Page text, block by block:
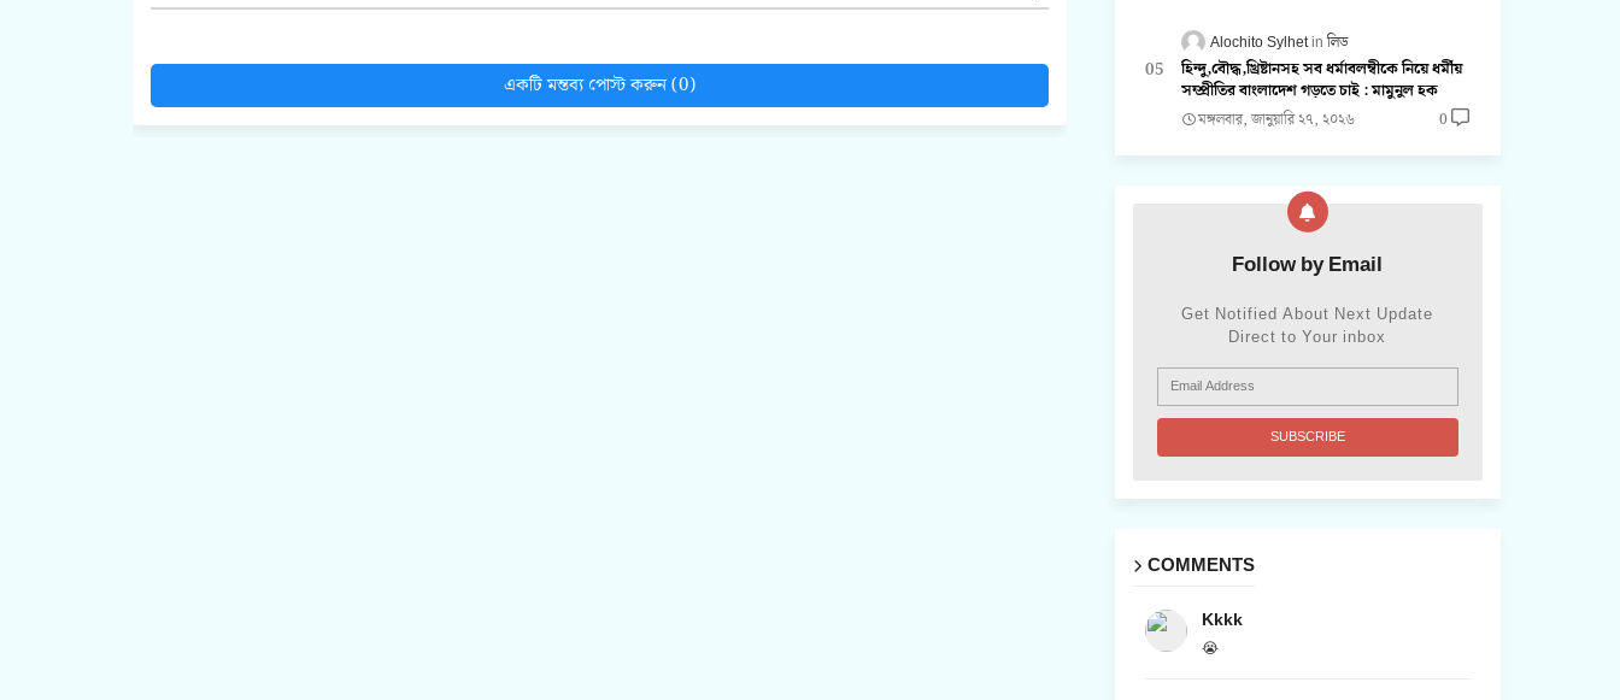
একটি মন্তব্য পোস্ট করুন (0)
Alochito Sylhet লিড
হিন্দু,বৌদ্ধ,খ্রিষ্টানসহ সব ধর্মাবলম্বীকে নিয়ে ধর্মীয়
সম্প্রীতির বাংলাদেশ গড়তে চাই : মামুনুল হক
মঙ্গলবার, জানুয়ারি ২৭, ২০২৬ 0
Follow by Email
Get Notified About Next Update
Direct to Your inbox
COMMENTS
Kkkk
😭